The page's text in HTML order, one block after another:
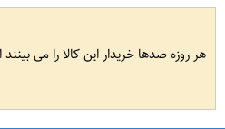
هر روزه صدها خریدار این کالا را می